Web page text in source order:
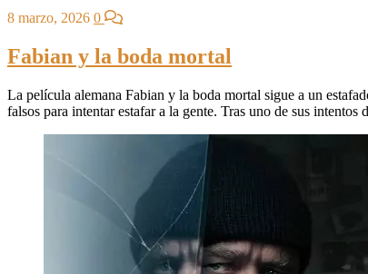
8 marzo, 2026 0
Fabian y la boda mortal
La película alemana Fabian y la boda mortal sigue a un
falsos para intentar estafar a la gente. Tras uno de sus